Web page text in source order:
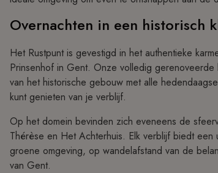
Overnachten in een historisch
Het Rustpunt is gevestigd in het authentieke
Prinsenhof in Gent. Onze volledig gerenoveerde
van het historische gebouw met alle
kunt genieten van je verblijf.
Op het domein bevinden zich eveneens de
Thérèse en Het Achterhuis. Elk verblijf biedt een
groene omgeving, op wandelafstand van de
van Gent.